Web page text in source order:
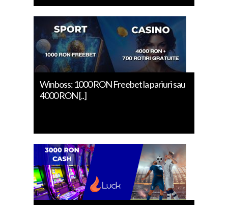
Winboss: 1000 RON Freebet la pariuri sau
4000 RON [..]